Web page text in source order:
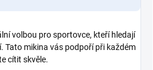
volbou pro sportovce, kteří hledají
Tato mikina vás podpoří při každém
cítit skvěle.